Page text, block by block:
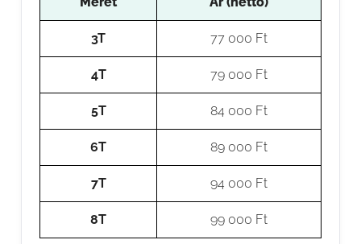
3T 77 000 Ft
4T 79 000 Ft
5T 84 000 Ft
6T 89 000 Ft
7T 94 000 Ft
8T 99 000 Ft